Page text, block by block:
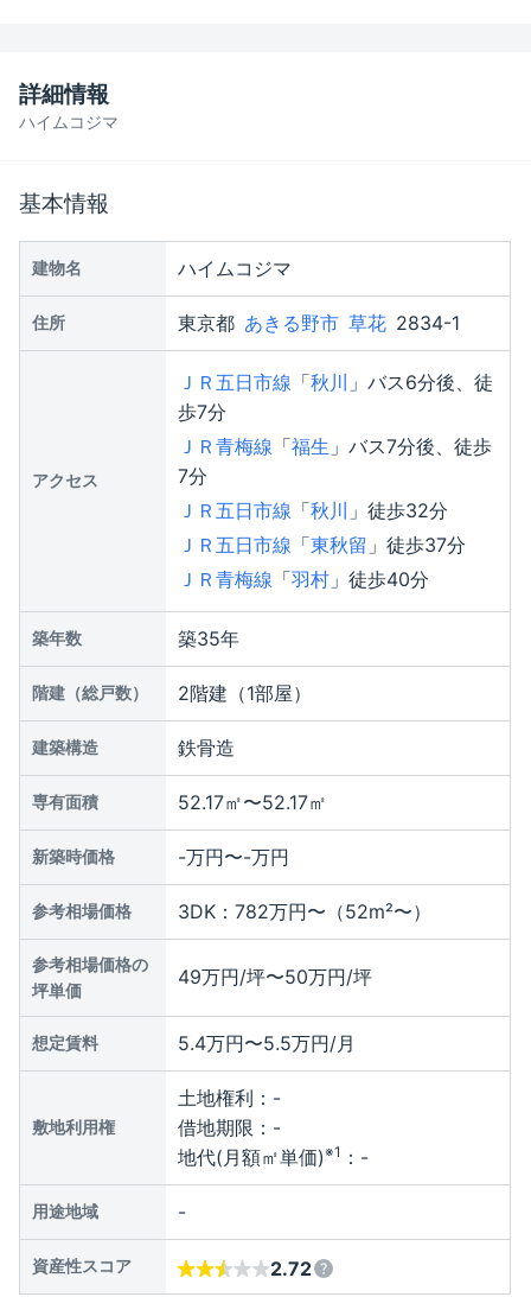
ハイムコジマ
詳細情報
基本情報
建物名 ハイムコジマ
住所 東京都 あきる野市 草花 2834-1
アクセス
ＪＲ五日市線 「秋川 」バス6分後、徒
歩7分
ＪＲ青梅線 「福生 」バス7分後、徒歩
7分
ＪＲ五日市線 「秋川 」徒歩32分
ＪＲ五日市線 「東秋留 」徒歩37分
ＪＲ青梅線 「羽村 」徒歩40分
築年数 築35年
階建（総戸数） 2階建（1部屋）
建築構造 鉄骨造
専有面積 52.17㎡〜52.17㎡
新築時価格 -万円〜-万円
参考相場価格 3DK：782万円〜（52m²〜）
参考相場価格の
坪単価
49万円/坪〜50万円/坪
想定賃料 5.4万円〜5.5万円/月
敷地利用権
土地権利： -
借地期限： -
地代(月額㎡単価)※1 ： -
用途地域 -
資産性スコア 2.72